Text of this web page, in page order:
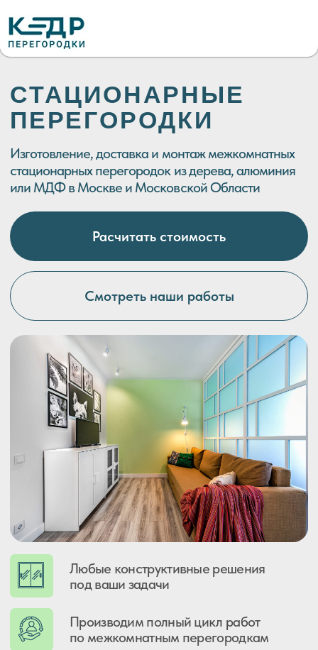
Бесплатное обслуживание
на протяжении всего гарантийного
ПЕРЕГОРОДКИ
Смотреть наши работы
Расчитать стоимость
Изготовление, доставка и монтаж межкомнатных
стационарных перегородок из дерева, алюминия
или МДФ в Москве и Московской Области
Лучшие материалы
и комплектующие
Любые конструктивные решения
под ваши задачи
Производим полный цикл работ
по межкомнатным перегородкам
НАШИ РАБОТЫ